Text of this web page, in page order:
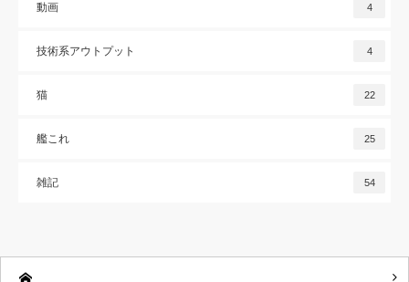
動画 4
技術系アウトプット 4
猫 22
艦これ 25
雑記 54